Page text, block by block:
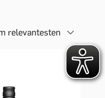
relevantesten